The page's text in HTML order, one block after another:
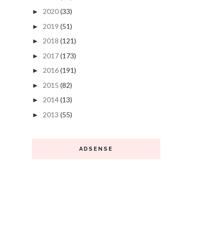
► 2020(33)
► 2019 (51)
► 2018 (121)
► 2017(173)
► 2016(191)
► 2015 (82)
► 2014(13)
► 2013 (55)
ADSENSE